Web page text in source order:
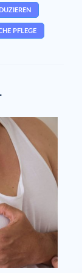
PFLEGE